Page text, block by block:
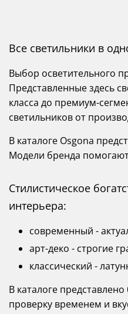
Все светильники в
Выбор осветительного
Представленные здесь
класса до премиум-
светильников от
В каталоге Osgona
Модели бренда
Стилистическое
интерьера:
современный -
арт-деко - строгие
классический -
В каталоге
проверку временем и